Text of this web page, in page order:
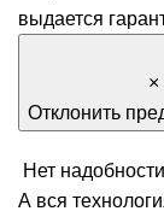
выдается
×
Отклонить
Нет
А вся